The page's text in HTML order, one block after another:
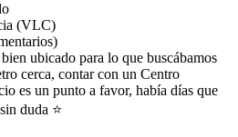
(VLC)
ubicado para lo que buscábamos
cerca, contar con un Centro
es un punto a favor, había días que
duda ⭐️